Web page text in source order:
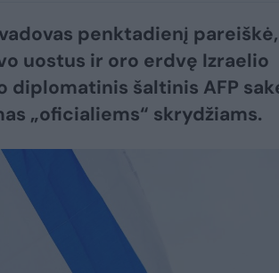
penktadienį pareiškė,
uostus ir oro erdvę Izraelio
diplomatinis šaltinis AFP
„oficialiems“ skrydžiams.